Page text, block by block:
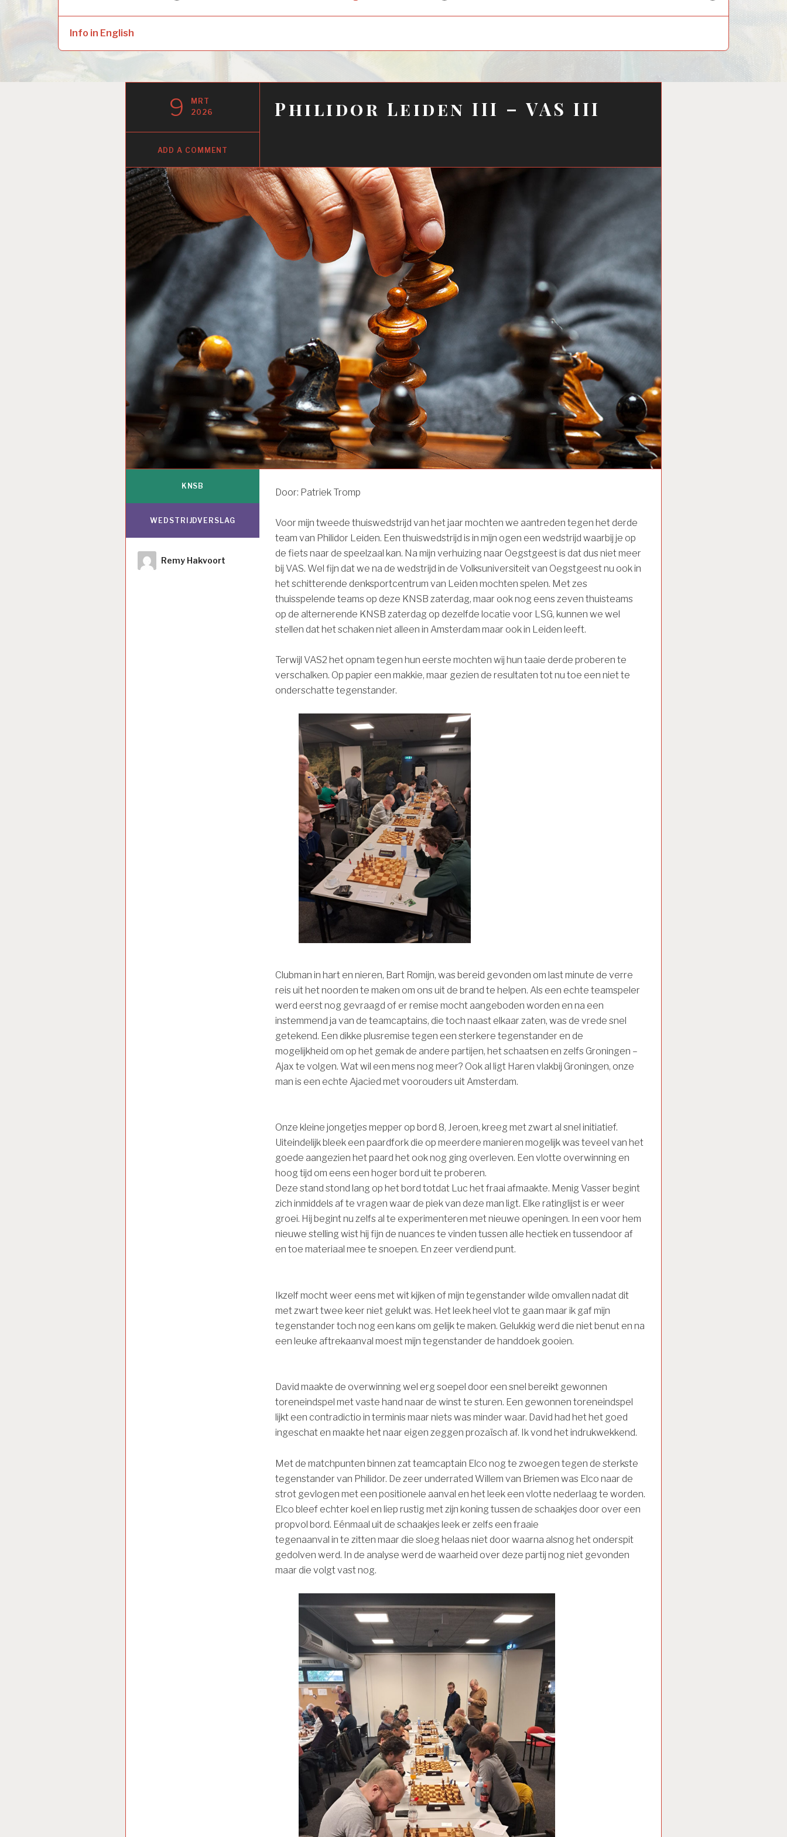
menu
menu
menu
Info in English
Philidor Leiden III – VAS III
9
MRT
2026
ADD A COMMENT
Door: Patriek Tromp
Voor mijn tweede thuiswedstrijd van het jaar mochten we aantreden tegen het derde
team van Philidor Leiden. Een thuiswedstrijd is in mijn ogen een wedstrijd waarbij je op
de fiets naar de speelzaal kan. Na mijn verhuizing naar Oegstgeest is dat dus niet meer
bij VAS. Wel fijn dat we na de wedstrijd in de Volksuniversiteit van Oegstgeest nu ook in
het schitterende denksportcentrum van Leiden mochten spelen. Met zes
thuisspelende teams op deze KNSB zaterdag, maar ook nog eens zeven thuisteams
op de alternerende KNSB zaterdag op dezelfde locatie voor LSG, kunnen we wel
stellen dat het schaken niet alleen in Amsterdam maar ook in Leiden leeft.
Terwijl VAS2 het opnam tegen hun eerste mochten wij hun taaie derde proberen te
verschalken. Op papier een makkie, maar gezien de resultaten tot nu toe een niet te
onderschatte tegenstander.
Clubman in hart en nieren, Bart Romijn, was bereid gevonden om last minute de verre
reis uit het noorden te maken om ons uit de brand te helpen. Als een echte teamspeler
werd eerst nog gevraagd of er remise mocht aangeboden worden en na een
instemmend ja van de teamcaptains, die toch naast elkaar zaten, was de vrede snel
getekend. Een dikke plusremise tegen een sterkere tegenstander en de
mogelijkheid om op het gemak de andere partijen, het schaatsen en zelfs Groningen –
Ajax te volgen. Wat wil een mens nog meer? Ook al ligt Haren vlakbij Groningen, onze
man is een echte Ajacied met voorouders uit Amsterdam.
Onze kleine jongetjes mepper op bord 8, Jeroen, kreeg met zwart al snel initiatief.
Uiteindelijk bleek een paardfork die op meerdere manieren mogelijk was teveel van het
goede aangezien het paard het ook nog ging overleven. Een vlotte overwinning en
hoog tijd om eens een hoger bord uit te proberen.
Deze stand stond lang op het bord totdat Luc het fraai afmaakte. Menig Vasser begint
zich inmiddels af te vragen waar de piek van deze man ligt. Elke ratinglijst is er weer
groei. Hij begint nu zelfs al te experimenteren met nieuwe openingen. In een voor hem
nieuwe stelling wist hij fijn de nuances te vinden tussen alle hectiek en tussendoor af
en toe materiaal mee te snoepen. En zeer verdiend punt.
Ikzelf mocht weer eens met wit kijken of mijn tegenstander wilde omvallen nadat dit
met zwart twee keer niet gelukt was. Het leek heel vlot te gaan maar ik gaf mijn
tegenstander toch nog een kans om gelijk te maken. Gelukkig werd die niet benut en na
een leuke aftrekaanval moest mijn tegenstander de handdoek gooien.
David maakte de overwinning wel erg soepel door een snel bereikt gewonnen
toreneindspel met vaste hand naar de winst te sturen. Een gewonnen toreneindspel
lijkt een contradictio in terminis maar niets was minder waar. David had het het goed
ingeschat en maakte het naar eigen zeggen prozaïsch af. Ik vond het indrukwekkend.
Met de matchpunten binnen zat teamcaptain Elco nog te zwoegen tegen de sterkste
tegenstander van Philidor. De zeer underrated Willem van Briemen was Elco naar de
strot gevlogen met een positionele aanval en het leek een vlotte nederlaag te worden.
Elco bleef echter koel en liep rustig met zijn koning tussen de schaakjes door over een
propvol bord. Eénmaal uit de schaakjes leek er zelfs een fraaie
tegenaanval in te zitten maar die sloeg helaas niet door waarna alsnog het onderspit
gedolven werd. In de analyse werd de waarheid over deze partij nog niet gevonden
maar die volgt vast nog.
KNSB
WEDSTRIJDVERSLAG
Author
Remy Hakvoort